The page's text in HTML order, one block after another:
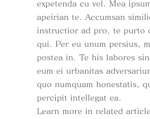
expetenda cu vel. Mea
apeirian te. Accumsan
instructior ad pro, te purto
qui. Per eu unum persius,
postea in. Te his labores
eum ei urbanitas
quo numquam honestatis,
percipit intellegat ea.
Learn more in related